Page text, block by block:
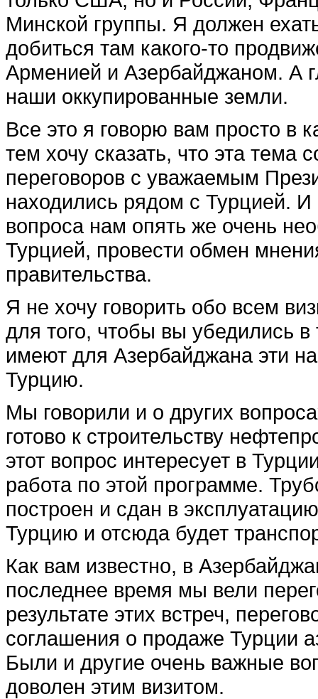
Минской группы. Я должен
добиться там какого-то
Арменией и Азербайджа­ном. А
наши оккупированные земли.
Все это я говорю вам просто в
тем хочу сказать, что эта тема
переговоров с ува­жаемым
находились рядом с Турцией.
вопроса нам опять же очень
Турцией, провести об­мен
правительства.
Я не хочу говорить обо всем
для того, чтобы вы убеди­лись
имеют для Азербайд­жана эти
Турцию.
Мы говорили и о других
готово к строительст­ву
этот вопрос интересует в
работа по этой программе.
построен и сдан в
Турцию и отсюда будет
Как вам известно, в
последнее время мы ве­ли
результате этих встреч,
соглашения о прода­же Турции
Были и другие очень важные
доволен этим ви­зитом.